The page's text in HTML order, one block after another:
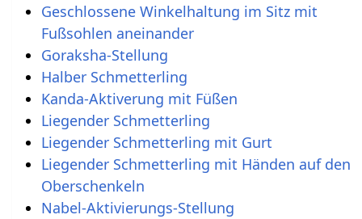
Geschlossene Winkelhaltung im Sitz mit
Fußsohlen aneinander
Goraksha-Stellung
Halber Schmetterling
Kanda-Aktiverung mit Füßen
Liegender Schmetterling
Liegender Schmetterling mit Gurt
Liegender Schmetterling mit Händen auf den
Oberschenkeln
Nabel-Aktivierungs-Stellung